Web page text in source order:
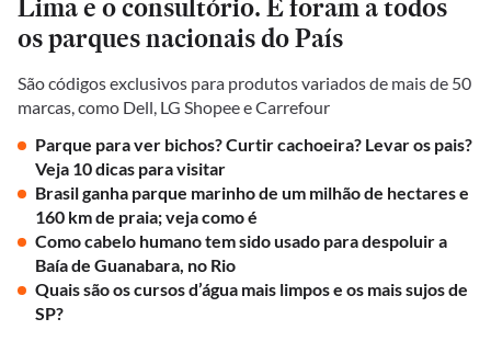
os parques nacionais do País
São códigos exclusivos para produtos variados de mais de 50
marcas, como Dell, LG Shopee e Carrefour
Parque para ver bichos? Curtir cachoeira? Levar os pais?
Veja 10 dicas para visitar
Brasil ganha parque marinho de um milhão de hectares e
160 km de praia; veja como é
Como cabelo humano tem sido usado para despoluir a
Baía de Guanabara, no Rio
Quais são os cursos d’água mais limpos e os mais sujos de
SP?